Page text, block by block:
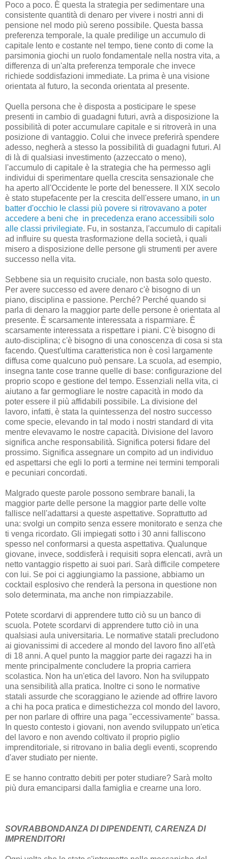
Poco a poco. È questa la strategia per sedimentare una
consistente quantità di denaro per vivere i nostri anni di
pensione nel modo più sereno possibile. Questa bassa
preferenza temporale, la quale predilige un accumulo di
capitale lento e costante nel tempo, tiene conto di come la
parsimonia giochi un ruolo fondamentale nella nostra vita, a
differenza di un'alta preferenza temporale che invece
richiede soddisfazioni immediate. La prima è una visione
orientata al futuro, la seconda orientata al presente.
Quella persona che è disposta a posticipare le spese
presenti in cambio di guadagni futuri, avrà a disposizione la
possibilità di poter accumulare capitale e si ritroverà in una
posizione di vantaggio. Colui che invece preferirà spendere
adesso, negherà a stesso la possibilità di guadagni futuri. Al
di là di qualsiasi investimento (azzeccato o meno),
l'accumulo di capitale è la strategia che ha permesso agli
individui di sperimentare quella crescita sensazionale che
ha aperto all'Occidente le porte del benessere. Il XIX secolo
è stato stupefacente per la crescita dell'essere umano, in un
batter d'occhio le classi più povere si ritrovavano a poter
accedere a beni che in precedenza erano accessibili solo
alle classi privilegiate. Fu, in sostanza, l'accumulo di capitali
ad influire su questa trasformazione della società, i quali
misero a disposizione delle persone gli strumenti per avere
successo nella vita.
Sebbene sia un requisito cruciale, non basta solo questo.
Per avere successo ed avere denaro c'è bisogno di un
piano, disciplina e passione. Perché? Perché quando si
parla di denaro la maggior parte delle persone è orientata al
presente. È scarsamente interessata a risparmiare. È
scarsamente interessata a rispettare i piani. C'è bisogno di
auto-disciplina; c'è bisogno di una conoscenza di cosa si sta
facendo. Quest'ultima caratteristica non è così largamente
diffusa come qualcuno può pensare. La scuola, ad esempio,
insegna tante cose tranne quelle di base: configurazione del
proprio scopo e gestione del tempo. Essenziali nella vita, ci
aiutano a far germogliare le nostre capacità in modo da
poter essere il più affidabili possibile. La divisione del
lavoro, infatti, è stata la quintessenza del nostro successo
come specie, elevando in tal modo i nostri standard di vita
mentre elevavamo le nostre capacità. Divisione del lavoro
significa anche responsabilità. Significa potersi fidare del
prossimo. Significa assegnare un compito ad un individuo
ed aspettarsi che egli lo porti a termine nei termini temporali
e pecuniari concordati.
Malgrado queste parole possono sembrare banali, la
maggior parte delle persone la maggior parte delle volte
fallisce nell'adattarsi a queste aspettative. Soprattutto ad
una: svolgi un compito senza essere monitorato e senza che
ti venga ricordato. Gli impiegati sotto i 30 anni falliscono
spesso nel conformarsi a questa aspettativa. Qualunque
giovane, invece, soddisferà i requisiti sopra elencati, avrà un
netto vantaggio rispetto ai suoi pari. Sarà difficile competere
con lui. Se poi ci aggiungiamo la passione, abbiamo un
cocktail esplosivo che renderà la persona in questione non
solo determinata, ma anche non rimpiazzabile.
Potete scordarvi di apprendere tutto ciò su un banco di
scuola. Potete scordarvi di apprendere tutto ciò in una
qualsiasi aula universitaria. Le normative statali precludono
ai giovanissimi di accedere al mondo del lavoro fino all'età
di 18 anni. A quel punto la maggior parte dei ragazzi ha in
mente principalmente concludere la propria carriera
scolastica. Non ha un'etica del lavoro. Non ha sviluppato
una sensibilità alla pratica. Inoltre ci sono le normative
statali assurde che scoraggiano le aziende ad offrire lavoro
a chi ha poca pratica e dimestichezza col mondo del lavoro,
per non parlare di offrire una paga "eccessivamente" bassa.
In questo contesto i giovani, non avendo sviluppato un'etica
del lavoro e non avendo coltivato il proprio piglio
imprenditoriale, si ritrovano in balia degli eventi, scoprendo
d'aver studiato per niente.
E se hanno contratto debiti per poter studiare? Sarà molto
più dura emanciparsi dalla famiglia e crearne una loro.
SOVRABBONDANZA DI DIPENDENTI, CARENZA DI
IMPRENDITORI